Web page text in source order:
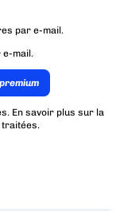
par e-mail.
e-mail.
En savoir plus sur la
traitées.